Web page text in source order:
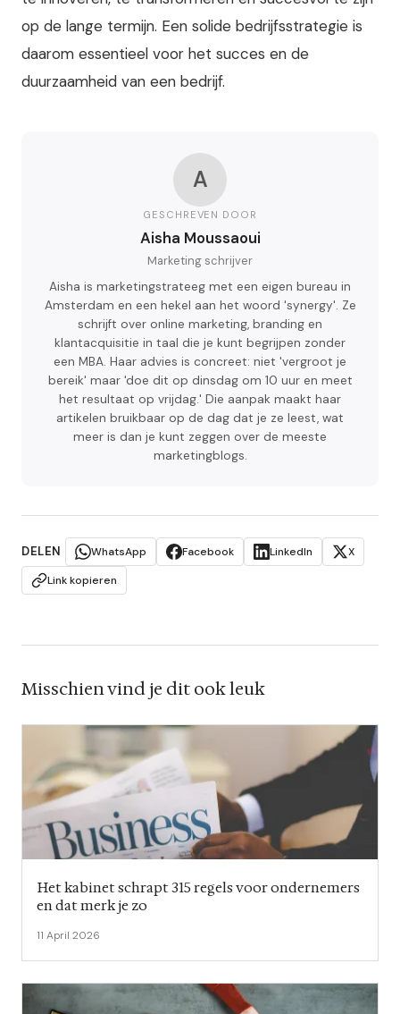
op de lange termijn. Een solide bedrijfsstrategie is
daarom essentieel voor het succes en de
duurzaamheid van een bedrijf.
A
GESCHREVEN DOOR
Aisha Moussaoui
Marketing schrijver
Aisha is marketingstrateeg met een eigen bureau in
Amsterdam en een hekel aan het woord 'synergy'. Ze
schrijft over online marketing, branding en
klantacquisitie in taal die je kunt begrijpen zonder
een MBA. Haar advies is concreet: niet 'vergroot je
bereik' maar 'doe dit op dinsdag om 10 uur en meet
het resultaat op vrijdag.' Die aanpak maakt haar
artikelen bruikbaar op de dag dat je ze leest, wat
meer is dan je kunt zeggen over de meeste
marketingblogs.
DELEN WhatsApp Facebook LinkedIn
X
Link kopieren
Misschien vind je dit ook leuk
Het kabinet schrapt 315 regels voor ondernemers
en dat merk je zo
11 April 2026